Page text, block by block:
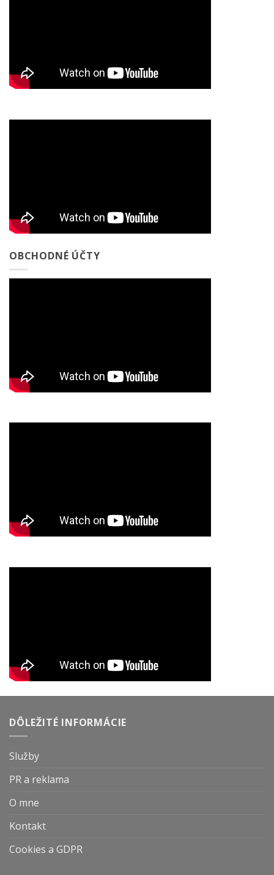
OBCHODNÉ ÚČTY
DÔLEŽITÉ INFORMÁCIE
Služby
PR a reklama
O mne
Kontakt
Cookies a GDPR